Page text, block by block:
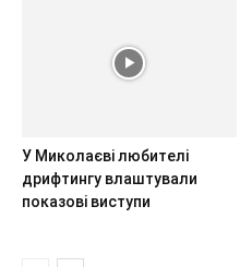
У Миколаєві любителі
дрифтингу влаштували
показові виступи